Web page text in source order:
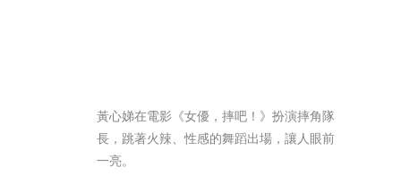
黃心娣在電影《女優，摔吧！》扮演摔角隊
長，跳著火辣、性感的舞蹈出場，讓人眼前
一亮。